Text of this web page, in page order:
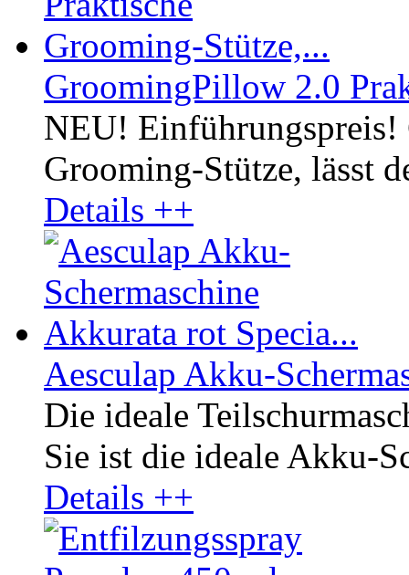
GroomingPillow 2.0
NEU!
Grooming-Stütze, lässt
Details ++
Aesculap Akku-
Die ideale
Sie ist die ideale Akku-
Details ++